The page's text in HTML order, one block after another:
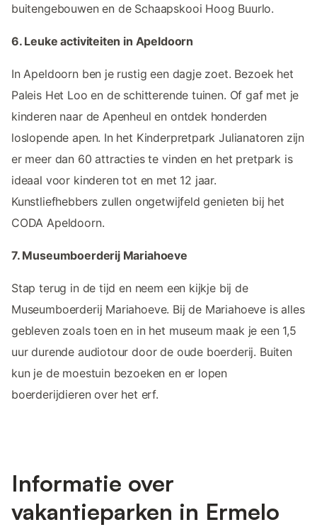
buitengebouwen en de Schaapskooi Hoog Buurlo.
6. Leuke activiteiten in Apeldoorn
In Apeldoorn ben je rustig een dagje zoet. Bezoek het
Paleis Het Loo en de schitterende tuinen. Of gaf met je
kinderen naar de Apenheul en ontdek honderden
loslopende apen. In het Kinderpretpark Julianatoren zijn
er meer dan 60 attracties te vinden en het pretpark is
ideaal voor kinderen tot en met 12 jaar.
Kunstliefhebbers zullen ongetwijfeld genieten bij het
CODA Apeldoorn.
7. Museumboerderij Mariahoeve
Stap terug in de tijd en neem een kijkje bij de
Museumboerderij Mariahoeve. Bij de Mariahoeve is alles
gebleven zoals toen en in het museum maak je een 1,5
uur durende audiotour door de oude boerderij. Buiten
kun je de moestuin bezoeken en er lopen
boerderijdieren over het erf.
Informatie over
vakantieparken in Ermelo